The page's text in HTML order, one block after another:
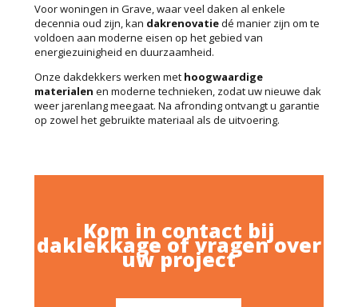
Voor woningen in Grave, waar veel daken al enkele
decennia oud zijn, kan dakrenovatiedé manier zijn om te
voldoen aan moderne eisen op het gebied van
energiezuinigheid en duurzaamheid.
Onze dakdekkers werken met hoogwaardige
materialen en moderne technieken, zodat uw nieuwe dak
weer jarenlang meegaat. Na afronding ontvangt u garantie
op zowel het gebruikte materiaal als de uitvoering.
Kom in contact bij
daklekkage of vragen over
uw project